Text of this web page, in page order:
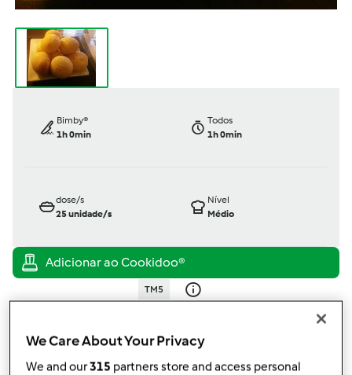
Bimby®
1h 0min
Todos
1h 0min
dose/s
25unidade/s
Nível
Médio
TM5
alterado: 21.11.2018
Adicionar às minhas coleções
We Care About Your Privacy
We and our315 partners store and access personal